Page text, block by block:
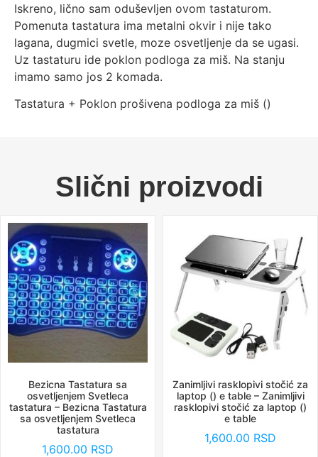
Iskreno, lično sam oduševljen ovom tastaturom.
Pomenuta tastatura ima metalni okvir i nije tako
lagana, dugmici svetle, moze osvetljenje da se ugasi.
Uz tastaturu ide poklon podloga za miš. Na stanju
imamo samo jos 2 komada.
Tastatura + Poklon prošivena podloga za miš ()
Slični proizvodi
Bezicna Tastatura sa
osvetljenjem Svetleca
tastatura – Bezicna Tastatura
sa osvetljenjem Svetleca
tastatura
1,600.00 RSD
Zanimljivi rasklopivi stočić za
laptop () e table – Zanimljivi
rasklopivi stočić za laptop ()
e table
1,600.00 RSD